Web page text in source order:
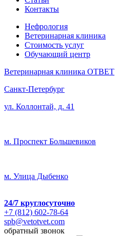
Контакты
Нефрология
Ветеринарная клиника
Стоимость услуг
Обучающий центр
Ветеринарная клиника ОТВЕТ
Санкт-Петербург
ул. Коллонтай, д. 41
м. Проспект Большевиков
м. Улица Дыбенко
24/7 круглосуточно
+7 (812) 602-78-64
spb@vetotvet.com
обратный звонок